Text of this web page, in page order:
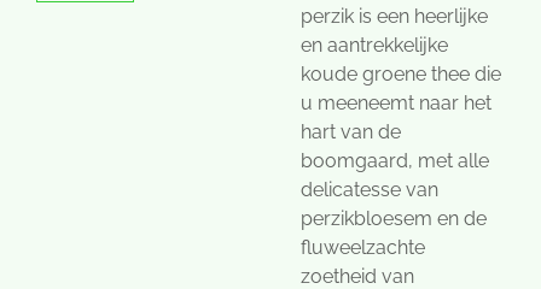
perzik is een heerlijke
en aantrekkelijke
koude groene thee die
u meeneemt naar het
hart van de
boomgaard, met alle
delicatesse van
perzikbloesem en de
fluweelzachte
zoetheid van